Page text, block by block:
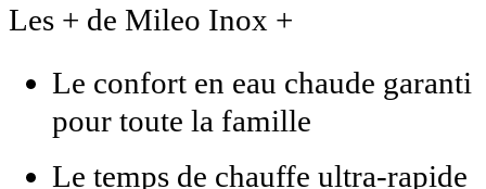
Les + de Mileo Inox +
Le confort en eau chaude garanti
pour toute la famille
Le temps de chauffe ultra-rapide